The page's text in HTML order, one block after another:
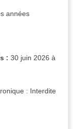
années
: 30 juin 2026 à
: Interdite